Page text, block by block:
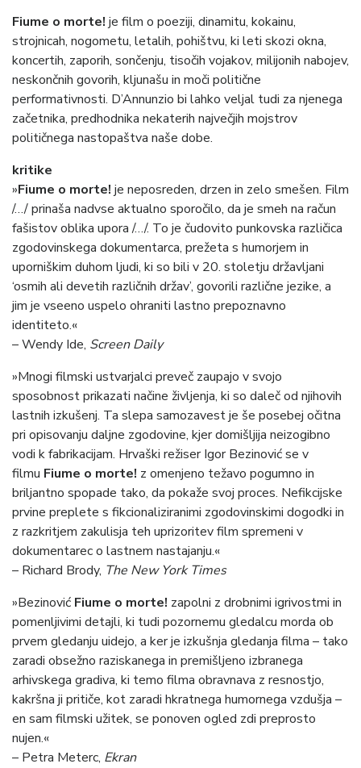
Fiume o morte! je film o poeziji, dinamitu, kokainu,
strojnicah, nogometu, letalih, pohištvu, ki leti skozi okna,
koncertih, zaporih, sončenju, tisočih vojakov, milijonih nabojev,
neskončnih govorih, kljunašu in moči politične
performativnosti. D’Annunzio bi lahko veljal tudi za njenega
začetnika, predhodnika nekaterih največjih mojstrov
političnega nastopaštva naše dobe.
kritike
»Fiume o morte! je neposreden, drzen in zelo smešen. Film
/…/ prinaša nadvse aktualno sporočilo, da je smeh na račun
fašistov oblika upora /…/. To je čudovito punkovska različica
zgodovinskega dokumentarca, prežeta s humorjem in
uporniškim duhom ljudi, ki so bili v 20. stoletju državljani
‘osmih ali devetih različnih držav’, govorili različne jezike, a
jim je vseeno uspelo ohraniti lastno prepoznavno
identiteto.«
– Wendy Ide, Screen Daily
»Mnogi filmski ustvarjalci preveč zaupajo v svojo
sposobnost prikazati načine življenja, ki so daleč od njihovih
lastnih izkušenj. Ta slepa samozavest je še posebej očitna
pri opisovanju daljne zgodovine, kjer domišljija neizogibno
vodi k fabrikacijam. Hrvaški režiser Igor Bezinović se v
filmu Fiume o morte! z omenjeno težavo pogumno in
briljantno spopade tako, da pokaže svoj proces. Nefikcijske
prvine preplete s fikcionaliziranimi zgodovinskimi dogodki in
z razkritjem zakulisja teh uprizoritev film spremeni v
dokumentarec o lastnem nastajanju.«
– Richard Brody, The New York Times
»Bezinović Fiume o morte! zapolni z drobnimi igrivostmi in
pomenljivimi detajli, ki tudi pozornemu gledalcu morda ob
prvem gledanju uidejo, a ker je izkušnja gledanja filma – tako
zaradi obsežno raziskanega in premišljeno izbranega
arhivskega gradiva, ki temo filma obravnava z resnostjo,
kakršna ji pritiče, kot zaradi hkratnega humornega vzdušja –
en sam filmski užitek, se ponoven ogled zdi preprosto
nujen.«
– Petra Meterc, Ekran